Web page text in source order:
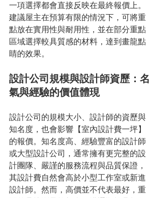
一項選擇都會直接反映在最終報價上。
建議屋主在預算有限的情況下，可將重
點放在實用性與耐用性，並在部分重點
區域選擇較具質感的材料，達到畫龍點
睛的效果。
設計公司規模與設計師資歷：名
氣與經驗的價值體現
設計公司的規模大小、設計師的資歷與
知名度，也會影響【室內設計費一坪】
的報價。知名度高、經驗豐富的設計師
或大型設計公司，通常擁有更完整的設
計團隊、嚴謹的服務流程與品質保證，
其設計費自然會高於小型工作室或新進
設計師。然而，高價並不代表最好，重